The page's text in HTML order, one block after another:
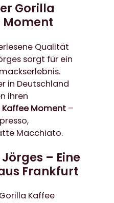
Gorilla
Moment
Qualität
sorgt für ein
in Deutschland
ihren
Moment –
Macchiato.
– Eine
Frankfurt
Kaffee